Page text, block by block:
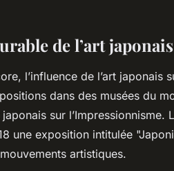
de l’art
l’influence de l’art japonais
dans des musées du
japonais sur
une exposition intitulée
artistiques.